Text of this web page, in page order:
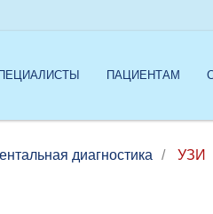
ПАЦИЕНТАМ
диагностика / УЗИ